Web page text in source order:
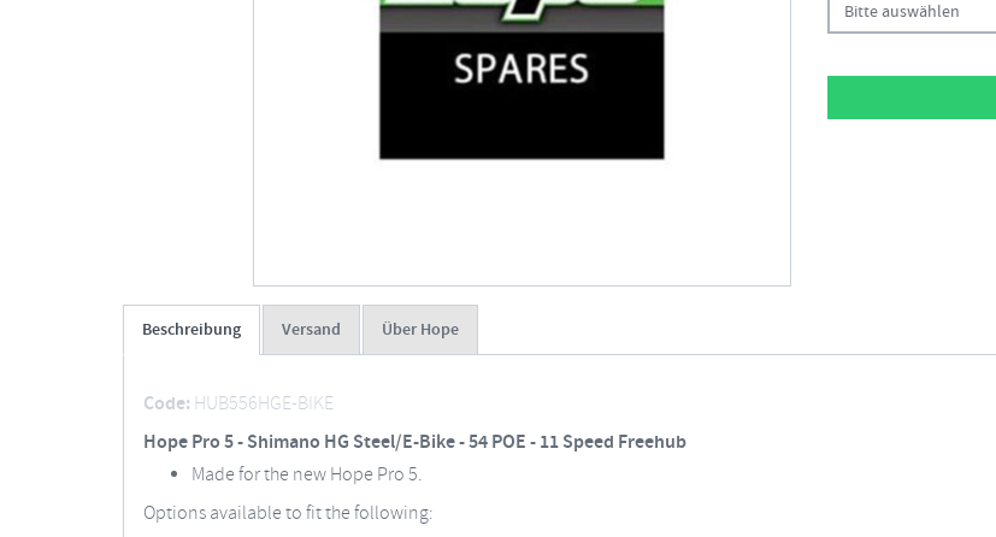
Bitte auswählen
Beschreibung Versand Über Hope
Code: HUB556HGE-BIKE
Hope Pro 5 - Shimano HG Steel/E-Bike - 54 POE - 11 Speed Freehub
Made for the new Hope Pro 5.
Options available to fit the following: